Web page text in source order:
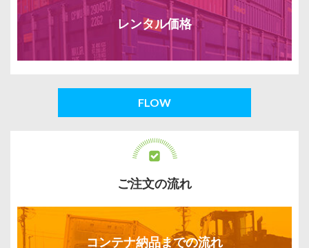
レンタル価格
FLOW
ご注文の流れ
コンテナ納品までの流れ